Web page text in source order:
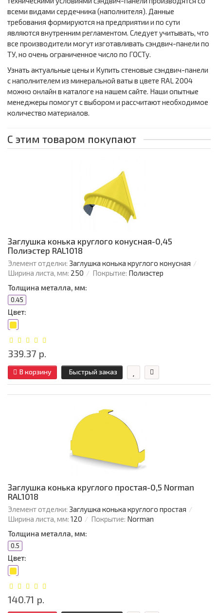
всеми видами сердечника (наполнителя). Данные
требования формируются на предприятии и по сути
являются внутренним регламентом. Следует учитывать, что
все производители могут изготавливать сэндвич-панели по
ТУ, но очень ограниченное число по ГОСТу.
Узнать актуальные цены и Купить стеновые сэндвич-панели
с наполнителем из минеральной ваты в цвете RAL 2004
можно онлайн в каталоге на нашем сайте. Наши опытные
менеджеры помогут с выбором и рассчитают необходимое
количество материалов.
С этим товаром покупают
Заглушка конька круглого конусная-0,45
Полиэстер RAL1018
Элемент отделки: Заглушка конька круглого конусная
Ширина листа, мм: 250 Покрытие: Полиэстер
Толщина металла, мм:
0.45
Цвет:
339.37 р.
В корзину Быстрый заказ
Заглушка конька круглого простая-0,5 Norman
RAL1018
Элемент отделки: Заглушка конька круглого простая
Ширина листа, мм: 120 Покрытие: Norman
Толщина металла, мм:
0.5
Цвет:
140.71 р.